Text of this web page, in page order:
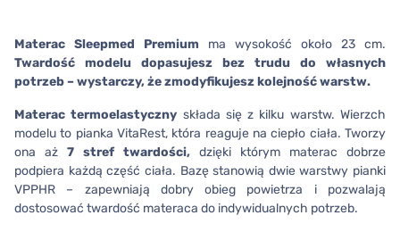
Materac Sleepmed Premium ma wysokość około 23 cm.
Twardość modelu dopasujesz bez trudu do własnych
potrzeb – wystarczy, że zmodyfikujesz kolejność warstw.
Materac termoelastyczny składa się z kilku warstw. Wierzch
modelu to pianka VitaRest, która reaguje na ciepło ciała. Tworzy
ona aż 7 stref twardości, dzięki którym materac dobrze
podpiera każdą część ciała. Bazę stanowią dwie warstwy pianki
VPPHR – zapewniają dobry obieg powietrza i pozwalają
dostosować twardość materaca do indywidualnych potrzeb.